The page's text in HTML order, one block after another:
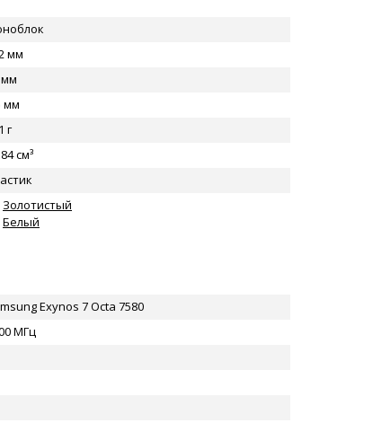
мм
мм
г
см³
Золотистый
Белый
Exynos 7 Octa 7580
МГц